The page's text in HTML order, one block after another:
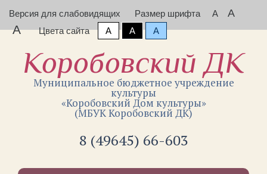
Версия для слабовидящих Размер шрифта A A
A Цвета сайта A A A
Коробовский ДК
Муниципальное бюджетное учреждение
культуры
«Коробовский Дом культуры»
(МБУК Коробовский ДК)
8 (49645) 66-603